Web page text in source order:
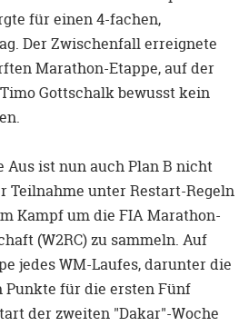
für einen 4-fachen,
Der Zwischenfall erreignete
Marathon-Etappe, auf der
Gottschalk bewusst kein
Aus ist nun auch Plan B nicht
Teilnahme unter Restart-Regeln
Kampf um die FIA Marathon-
(W2RC) zu sammeln. Auf
jedes WM-Laufes, darunter die
Punkte für die ersten Fünf
der zweiten "Dakar"-Woche